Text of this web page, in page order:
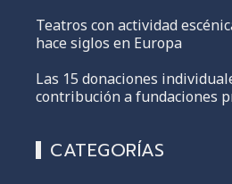
Teatros con actividad
hace siglos en Europa
Las 15 donaciones
contribución a fundaciones
CATEGORÍAS